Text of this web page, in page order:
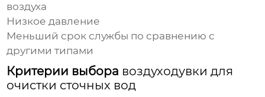
воздуха
Низкое давление
Меньший срок службы по сравнению с
другими типами
Критерии выбора воздуходувки для
очистки сточных вод